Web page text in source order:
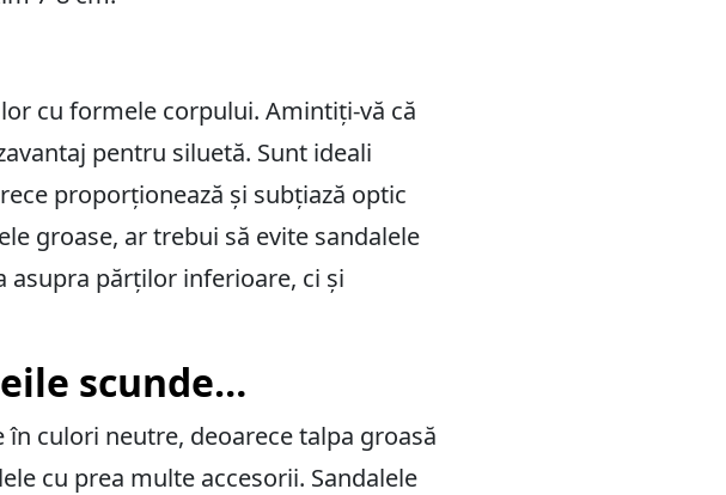
cu formele corpului. Amintiți-vă că
pentru siluetă. Sunt ideali
proporționează și subțiază optic
groase, ar trebui să evite sandalele
asupra părților inferioare, ci și
scunde…
culori neutre, deoarece talpa groasă
cu prea multe accesorii. Sandalele